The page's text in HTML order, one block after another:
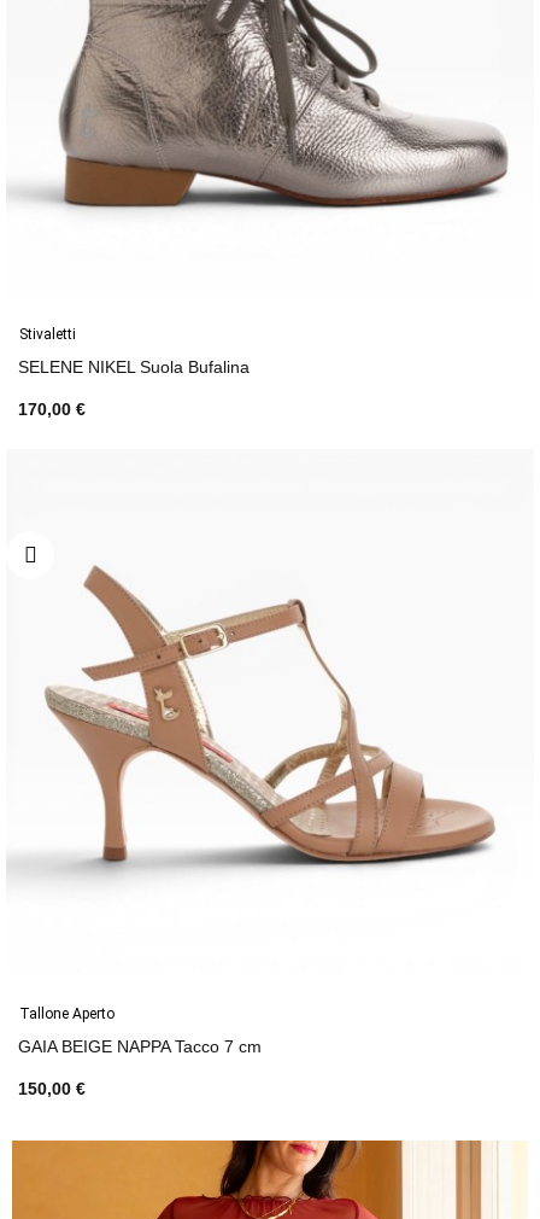
Stivaletti
SELENE NIKEL Suola Bufalina
170,00 €
Tallone Aperto
GAIA BEIGE NAPPA Tacco 7 cm
150,00 €